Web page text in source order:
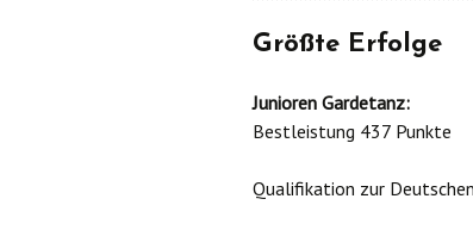
Größte Erfolge
Junioren Gardetanz:
Bestleistung 437 Punkte
Qualifikation zur